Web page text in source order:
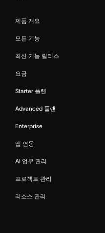
제품 개요
모든 기능
최신 기능 릴리스
요금
Starter 플랜
Advanced 플랜
Enterprise
앱 연동
AI 업무 관리
프로젝트 관리
리소스 관리